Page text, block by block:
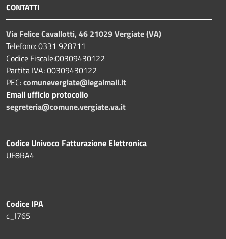
CONTATTI
Via Felice Cavallotti, 46 21029 Vergiate (VA)
Telefono: 0331 928711
Codice Fiscale:00309430122
Partita IVA: 00309430122
PEC:comunevergiate@legalmail.it
Email ufficio protocollo
segreteria@comune.vergiate.va.it
Codice Univoco Fatturazione Elettronica
UF8RA4
Codice IPA
c_l765